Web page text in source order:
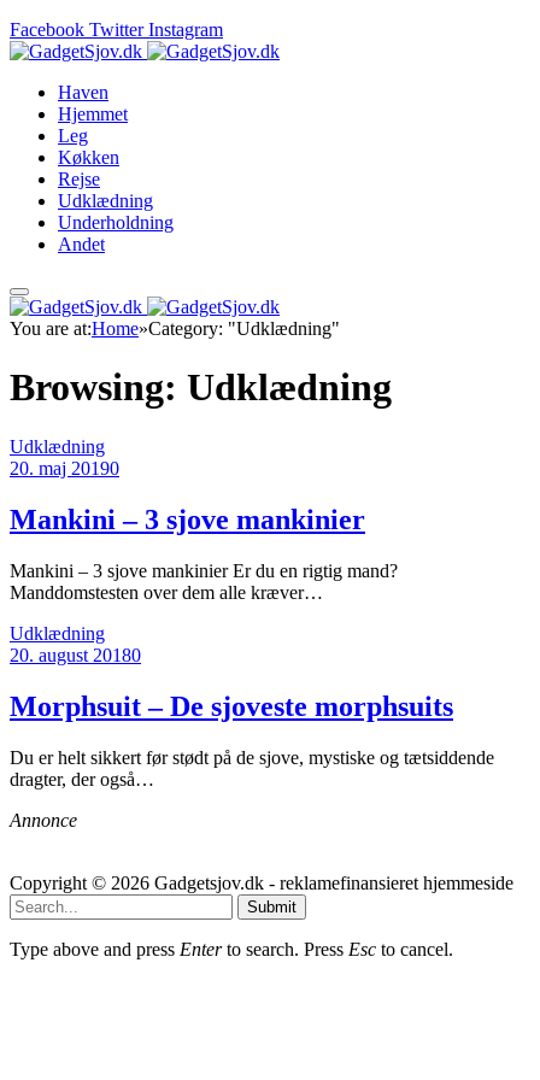
Facebook Twitter Instagram
Haven
Hjemmet
Leg
Køkken
Rejse
Udklædning
Underholdning
Andet
You are at:Home»Category: "Udklædning"
Browsing: Udklædning
Udklædning
20. maj 20190
Mankini – 3 sjove mankinier
Mankini – 3 sjove mankinier Er du en rigtig mand?
Manddomstesten over dem alle kræver…
Udklædning
20. august 20180
Morphsuit – De sjoveste morphsuits
Du er helt sikkert før stødt på de sjove, mystiske og tætsiddende
dragter, der også…
Annonce
Copyright © 2026 Gadgetsjov.dk - reklamefinansieret hjemmeside
Submit
Type above and press Enterto search. Press Esc to cancel.